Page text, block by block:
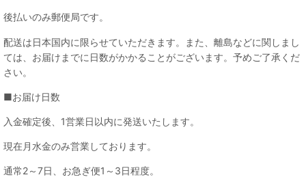
後払いのみ郵便局です。
配送は日本国内に限らせていただきます。また、離島などに関しまし
ては、お届けまでに日数がかかることがございます。予めご了承くだ
さい。
■お届け日数
入金確定後、1営業日以内に発送いたします。
現在月水金のみ営業しております。
通常2～7日、お急ぎ便1～3日程度。